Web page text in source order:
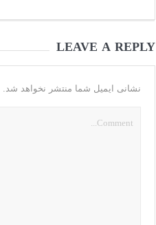
LEAVE A REPLY
نشانی ایمیل شما منتشر نخواهد شد.